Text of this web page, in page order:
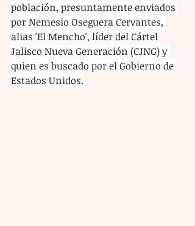
población, presuntamente enviados
por Nemesio Oseguera Cervantes,
alias 'El Mencho', líder del Cártel
Jalisco Nueva Generación (CJNG) y
quien es buscado por el Gobierno de
Estados Unidos.